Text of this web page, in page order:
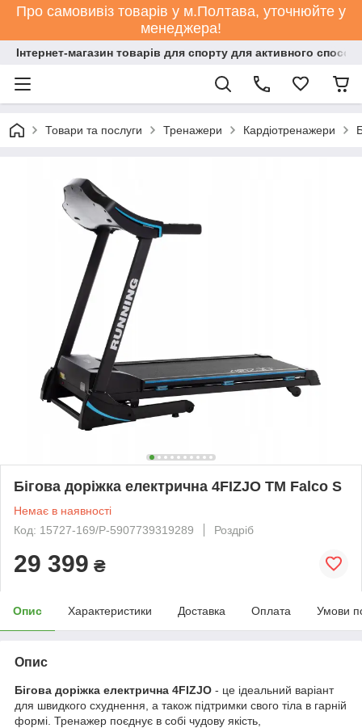
Про самовивіз товарів у м.Полтава, уточнюйте у
менеджера!
Інтернет-магазин товарів для спорту для активного
Товари та послуги Тренажери Кардіотренажери
Бігова доріжка електрична 4FIZJO TM Falco S
Немає в наявності
Код: 15727-169/P-5907739319289
Роздріб
29 399 ₴
Опис Характеристики Доставка Оплата Умови
Опис
Бігова доріжка електрична 4FIZJO - це ідеальний варіант
для швидкого схуднення, а також підтримки свого тіла в гарній
формі. Тренажер поєднує в собі чудову якість,